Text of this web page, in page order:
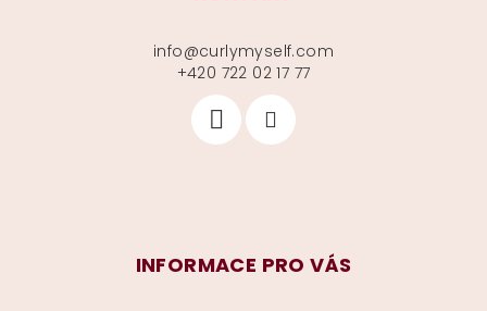
info@curlymyself.com
+420 722 02 17 77
INFORMACE PRO VÁS